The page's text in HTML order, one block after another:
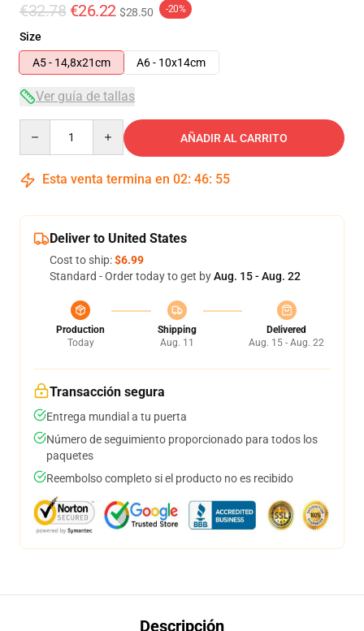
€32.78 €26.22 $28.50 -20%
Size
A5 - 14,8x21cm
A6 - 10x14cm
Ver guía de tallas
AÑADIR AL CARRITO
Esta venta termina en 02: 46: 54
Deliver to United States
Cost to ship:$6.99
Standard - Order today to get byAug. 15 - Aug. 22
Production
Today
Shipping
Aug. 11
Delivered
Aug. 15 - Aug. 22
Transacción segura
Entrega mundial a tu puerta
Número de seguimiento proporcionado para todos los
paquetes
Reembolso completo si el producto no es recibido
Descripción